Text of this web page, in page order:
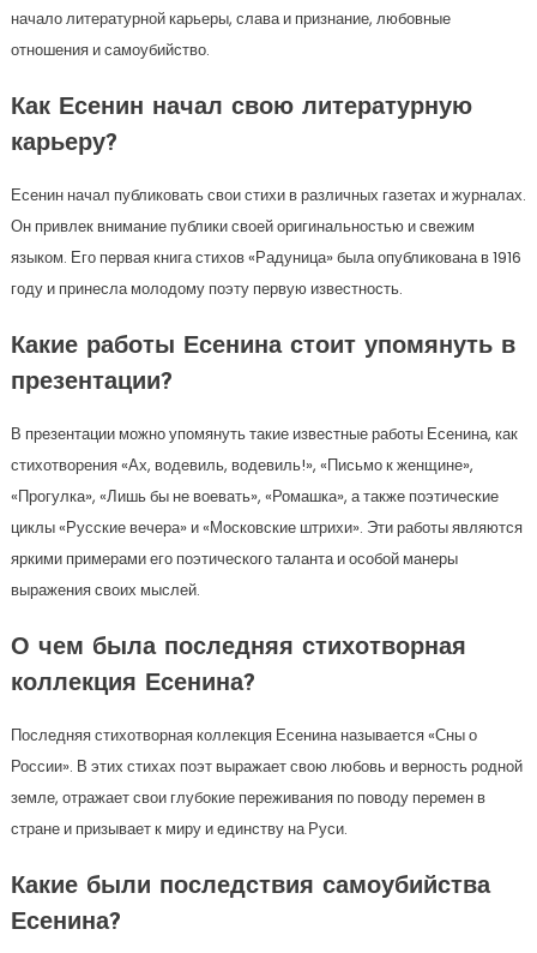
начало литературной карьеры, слава и признание, любовные
отношения и самоубийство.
Как Есенин начал свою литературную
карьеру?
Есенин начал публиковать свои стихи в различных газетах и журналах.
Он привлек внимание публики своей оригинальностью и свежим
языком. Его первая книга стихов «Радуница» была опубликована в 1916
году и принесла молодому поэту первую известность.
Какие работы Есенина стоит упомянуть в
презентации?
В презентации можно упомянуть такие известные работы Есенина, как
стихотворения «Ах, водевиль, водевиль!», «Письмо к женщине»,
«Прогулка», «Лишь бы не воевать», «Ромашка», а также поэтические
циклы «Русские вечера» и «Московские штрихи». Эти работы являются
яркими примерами его поэтического таланта и особой манеры
выражения своих мыслей.
О чем была последняя стихотворная
коллекция Есенина?
Последняя стихотворная коллекция Есенина называется «Сны о
России». В этих стихах поэт выражает свою любовь и верность родной
земле, отражает свои глубокие переживания по поводу перемен в
стране и призывает к миру и единству на Руси.
Какие были последствия самоубийства
Есенина?